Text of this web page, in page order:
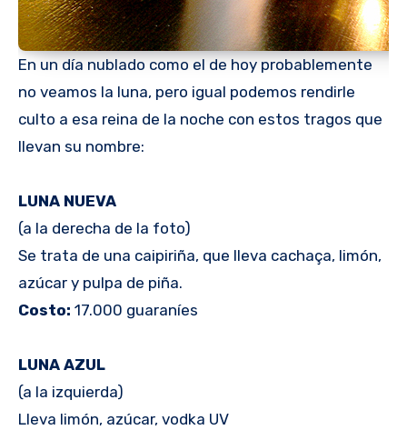
En un día nublado como el de hoy probablemente
no veamos la luna, pero igual podemos rendirle
culto a esa reina de la noche con estos tragos que
llevan su nombre:
LUNA NUEVA
(a la derecha de la foto)
Se trata de una caipiriña, que lleva cachaça, limón,
azúcar y pulpa de piña.
Costo: 17.000 guaraníes
LUNA AZUL
(a la izquierda)
Lleva limón, azúcar, vodka UV